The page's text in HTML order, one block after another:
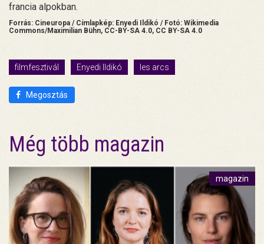
francia alpokban.
Forrás: Cineuropa / Címlapkép: Enyedi Ildikó / Fotó: Wikimedia
Commons/Maximilian Bühn, CC-BY-SA 4.0, CC BY-SA 4.0
filmfesztivál Enyedi Ildikó les arcs
Megosztás
Még több magazin
magazin